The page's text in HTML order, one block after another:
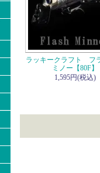
ラッキークラフト フ
ミノー【80F】
1,595円(税込)